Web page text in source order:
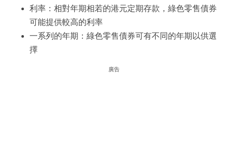
利率：相對年期相若的港元定期存款，綠色零售債券
可能提供較高的利率
一系列的年期：綠色零售債券可有不同的年期以供選
擇
廣告